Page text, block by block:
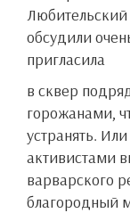
Любительский
обсудили
пригласила
в сквер
горожанами,
устранять.
активистами
варварского
благородный